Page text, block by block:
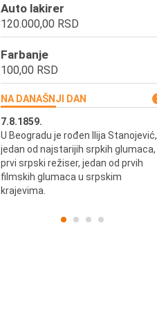
Auto lakirer
120.000,00 RSD
Farbanje
100,00 RSD
NA DANAŠNJI DAN
7.8.1859.
U Beogradu je rođen Ilija Stanojević,
jedan od najstarijih srpkih glumaca,
prvi srpski režiser, jedan od prvih
filmskih glumaca u srpskim
krajevima.